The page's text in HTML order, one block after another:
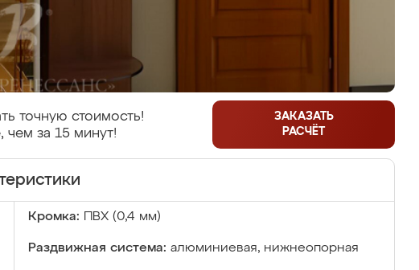
точную стоимость!
чем за 15 минут!
ЗАКАЗАТЬ
РАСЧЁТ
Кромка: ПВХ (0,4 мм)
Раздвижная система: алюминиевая, нижнеопорная